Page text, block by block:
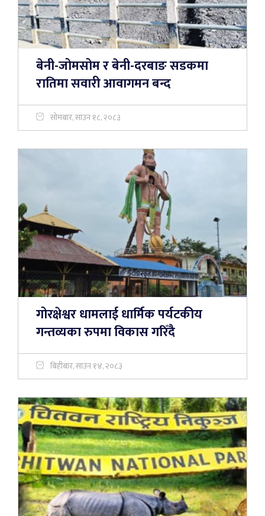
बेनी-जोमसोम र बेनी-दरबाङ सडकमा
रातिमा सवारी आवागमन बन्द
सोमबार, साउन १८, २०८३
गोरक्षेश्वर धामलाई धार्मिक पर्यटकीय
गन्तव्यका रुपमा विकास गरिँदै
बिहीबार, साउन १४, २०८३